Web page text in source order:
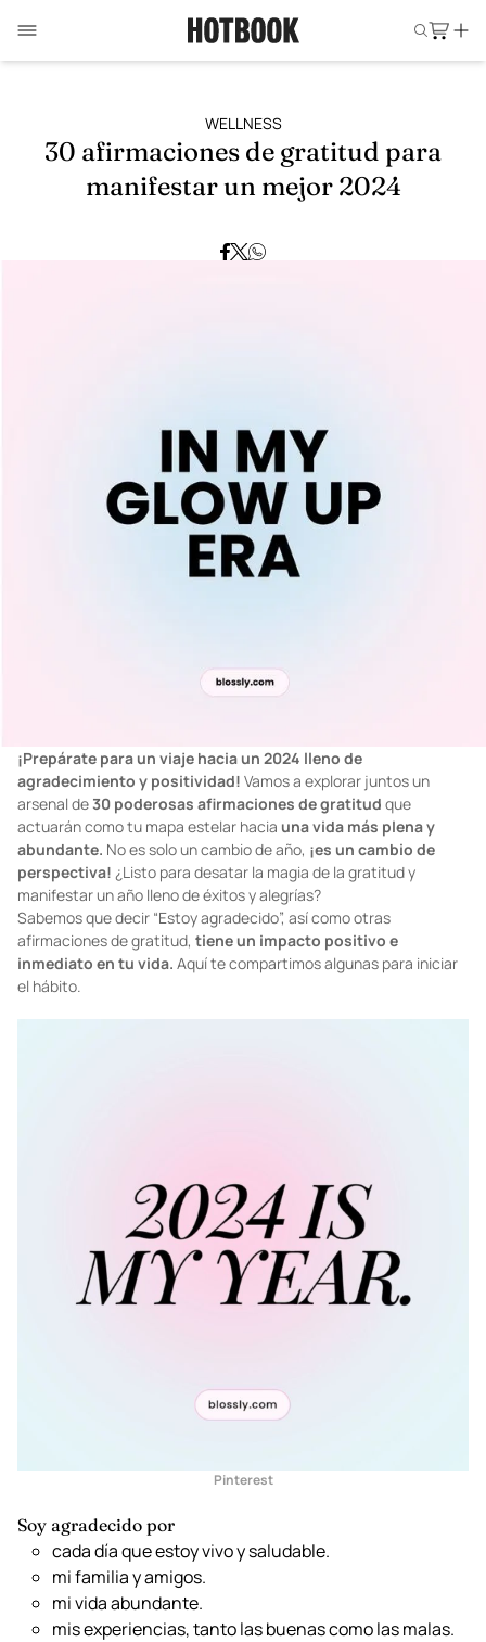
WELLNESS
30 afirmaciones de gratitud para
manifestar un mejor 2024
¡Prepárate para un viaje hacia un 2024 lleno de
agradecimiento y positividad! Vamos a explorar juntos un
arsenal de 30 poderosas afirmaciones de gratitud que
actuarán como tu mapa estelar hacia una vida más plena y
abundante. No es solo un cambio de año, ¡es un cambio de
perspectiva! ¿Listo para desatar la magia de la gratitud y
manifestar un año lleno de éxitos y alegrías?
Sabemos que decir “Estoy agradecido”, así como otras
afirmaciones de gratitud, tiene un impacto positivo e
inmediato en tu vida. Aquí te compartimos algunas para iniciar
el hábito.
Pinterest
Soy agradecido por
cada día que estoy vivo y saludable.
mi familia y amigos.
mi vida abundante.
mis experiencias, tanto las buenas como las malas.